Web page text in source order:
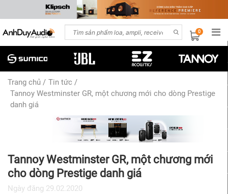
0
Trang chủ / Tin tức /
Tannoy Westminster GR, một chương mới cho dòng Prestige
danh giá
Tannoy Westminster GR, một chương mới
cho dòng Prestige danh giá
Ngày đăng 29.02.2020